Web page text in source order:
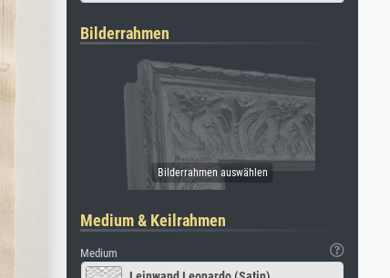
Bilderrahmen
Medium & Keilrahmen
Medium